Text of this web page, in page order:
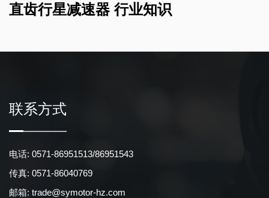
直齿行星减速器 行业知识
联系方式
电话: 0571-86951513/86951543
传真: 0571-86040769
邮箱: trade@symotor-hz.com